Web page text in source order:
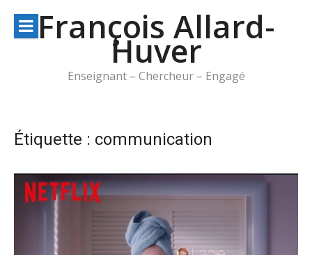
contenuFrançois Allard-
Huver
Enseignant – Chercheur – Engagé
Étiquette : communication